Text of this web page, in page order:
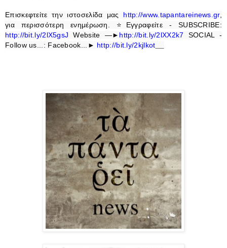
Επισκεφτείτε την ιστοσελίδα μας http://www.tapantareinews.gr,
για περισσότερη ενημέρωση. ⭐ Εγγραφείτε - SUBSCRIBE:
http://bit.ly/2lX5gsJ Website —► http://bit.ly/2lXX2k7
SOCIAL -
Follow us...: Facebook...► http://bit.ly/2kjlkot